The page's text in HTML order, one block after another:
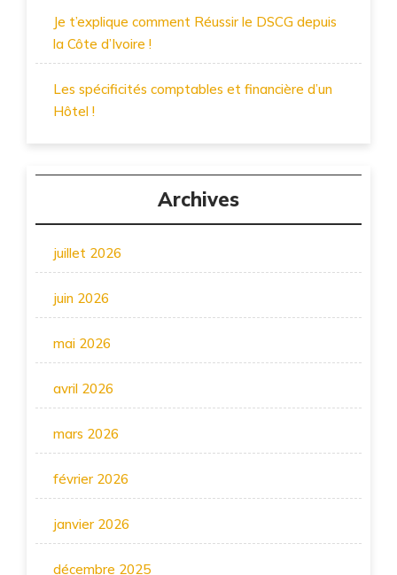
Je t’explique comment Réussir le DSCG depuis
la Côte d’Ivoire !
Les spécificités comptables et financière d’un
Hôtel !
Archives
juillet 2026
juin 2026
mai 2026
avril 2026
mars 2026
février 2026
janvier 2026
décembre 2025